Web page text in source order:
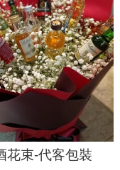
花束-代客包裝